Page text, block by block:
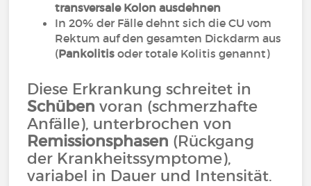
transversale Kolon ausdehnen
In 20% der Fälle dehnt sich die CU vom
Rektum auf den gesamten Dickdarm aus
(Pankolitis oder totale Kolitis genannt)
Diese Erkrankung schreitet in
Schüben voran (schmerzhafte
Anfälle), unterbrochen von
Remissionsphasen (Rückgang
der Krankheitssymptome),
variabel in Dauer und Intensität.